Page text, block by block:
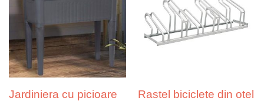
Jardiniera cu picioare
Rastel biciclete din otel